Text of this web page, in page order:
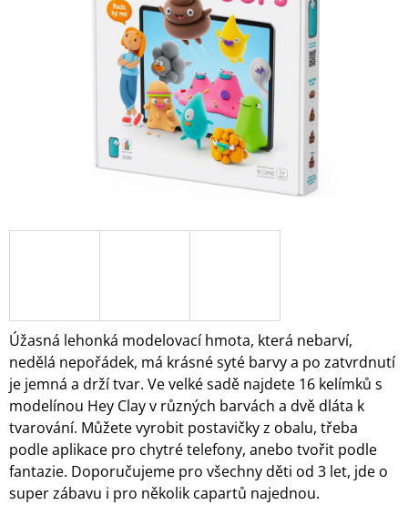
Úžasná lehonká modelovací hmota, která nebarví,
nedělá nepořádek, má krásné syté barvy a po zatvrdnutí
je jemná a drží tvar. Ve velké sadě najdete 16 kelímků s
modelínou Hey Clay v různých barvách a dvě dláta k
tvarování. Můžete vyrobit postavičky z obalu, třeba
podle aplikace pro chytré telefony, anebo tvořit podle
fantazie. Doporučujeme pro všechny děti od 3 let, jde o
super zábavu i pro několik capartů najednou.
P
O
R
U
Č
U
J
E
M
E